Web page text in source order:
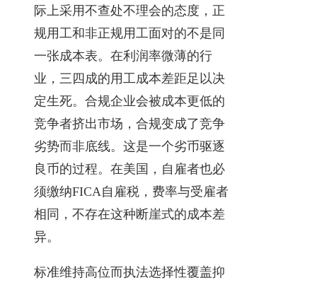
际上采用不查处不理会的态度，正
规用工和非正规用工面对的不是同
一张成本表。在利润率微薄的行
业，三四成的用工成本差距足以决
定生死。合规企业会被成本更低的
竞争者挤出市场，合规变成了竞争
劣势而非底线。这是一个劣币驱逐
良币的过程。在美国，自雇者也必
须缴纳FICA自雇税，费率与受雇者
相同，不存在这种断崖式的成本差
异。
标准维持高位而执法选择性覆盖抑